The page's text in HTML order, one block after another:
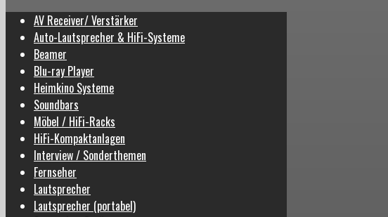
AV Receiver/ Verstärker
Auto-Lautsprecher & HiFi-Systeme
Beamer
Blu-ray Player
Heimkino Systeme
Soundbars
Möbel / HiFi-Racks
HiFi-Kompaktanlagen
Interview / Sonderthemen
Fernseher
Lautsprecher
Lautsprecher (portabel)